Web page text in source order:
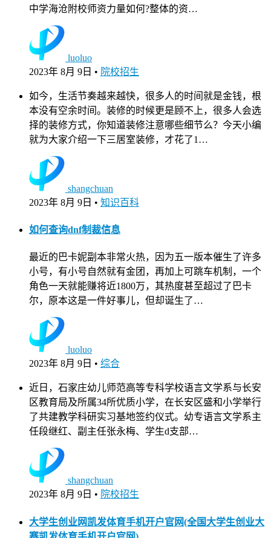
中学海沧附校师资力量如何?整体的资…
luoluo
2023年 8月 9日 • 院校招生
如今，生活节奏越来越快，很多人的时间就是金钱，根
本没有空余时间。装修的时候更是顾不上，很多人会选
择的装修方式，你知道装修注意哪些细节么？今天小编
就为大家介绍一下三居室装修，才花了1…
shangchuan
2023年 8月 9日 • 知识百科
如何查询dnf制裁信息
最近的巴卡妮副本非常火热，因为五一版本催生了许多
小号，有小号自然就有金团，再加上可跳车机制，一个
角色一天就能赚将近1800万，其热度甚至超过了巴卡
尔，原本这是一件好事儿，但却诞生了…
luoluo
2023年 8月 9日 • 综合
近日，石家庄幼儿师范高等专科学校语言文学系与长安
区教育局及所属34所优质小学，在长安区盛和小学举行
了共建教学科研实习基地签约仪式。幼专语言文学系主
任段继红、副主任张永梅、学生d支部…
shangchuan
2023年 8月 9日 • 院校招生
大学生创业网凯发体育手机开户官网(全国大学生创业大